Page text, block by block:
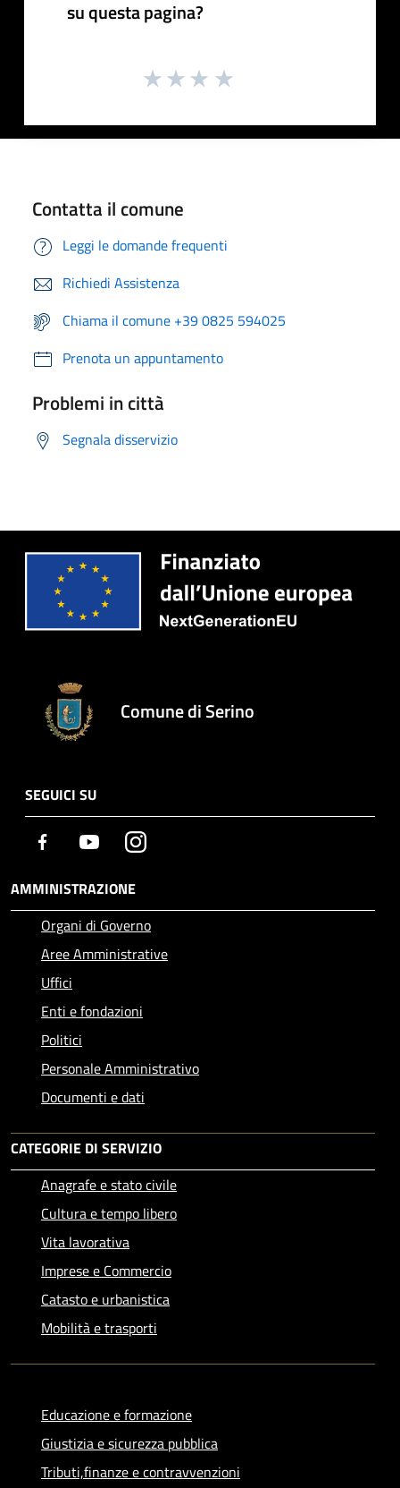
su questa pagina?
Contatta il comune
Leggi le domande frequenti
Richiedi Assistenza
Chiama il comune +39 0825 594025
Prenota un appuntamento
Problemi in città
Segnala disservizio
Comune di Serino
SEGUICI SU
Facebook YoutubeInstagram
AMMINISTRAZIONE
Organi di Governo
Aree Amministrative
Uffici
Enti e fondazioni
Politici
Personale Amministrativo
Documenti e dati
CATEGORIE DI SERVIZIO
Anagrafe e stato civile
Cultura e tempo libero
Vita lavorativa
Imprese e Commercio
Catasto e urbanistica
Mobilità e trasporti
Educazione e formazione
Giustizia e sicurezza pubblica
Tributi,finanze e contravvenzioni